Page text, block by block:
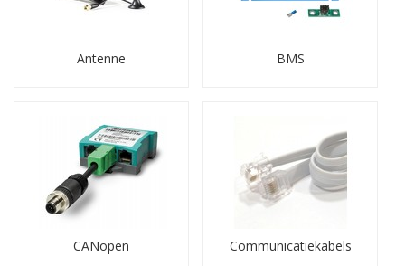
Producten voor accu- en
laadsysteem. Ze zorgen dat
accu’s en energiecomponentenelkaar
correctaansturen en informatie
uitwisselen
Ons accu- en batterijsysteemcommunicatie
Antenne BMS
CANopen Communicatiekabels